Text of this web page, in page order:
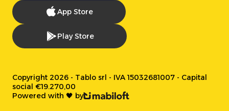
App Store
Play Store
Copyright 2026 - Tablo srl - IVA 15032681007 - Capital
social €19.270,00
Powered with 🖤 by